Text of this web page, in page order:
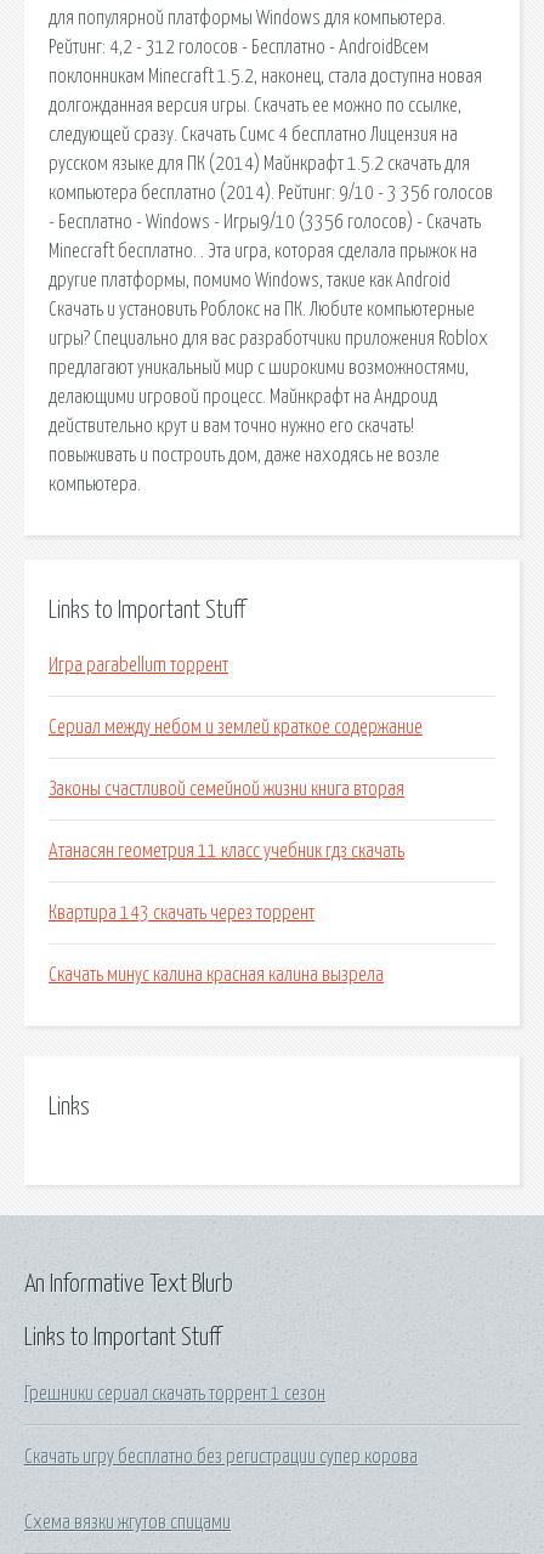
для популярной платформы Windows для компьютера.
Рейтинг: 4,2 - 312 голосов - Бесплатно - AndroidВсем
поклонникам Minecraft 1.5.2, наконец, стала доступна новая
долгожданная версия игры. Скачать ее можно по ссылке,
следующей сразу. Скачать Симс 4 бесплатно Лицензия на
русском языке для ПК (2014) Майнкрафт 1.5.2 скачать для
компьютера бесплатно (2014). Рейтинг: 9/10 - 3 356 голосов
- Бесплатно - Windows - Игры9/10 (3356 голосов) - Скачать
Minecraft бесплатно. . Эта игра, которая сделала прыжок на
другие платформы, помимо Windows, такие как Android
Скачать и установить Роблокс на ПК. Любите компьютерные
игры? Специально для вас разработчики приложения Roblox
предлагают уникальный мир с широкими возможностями,
делающими игровой процесс. Майнкрафт на Андроид
действительно крут и вам точно нужно его скачать!
повыживать и построить дом, даже находясь не возле
компьютера.
Links to Important Stuff
Игра parabellum торрент
Сериал между небом и землей краткое содержание
Законы счастливой семейной жизни книга вторая
Атанасян геометрия 11 класс учебник гдз скачать
Квартира 143 скачать через торрент
Скачать минус калина красная калина вызрела
Links
Links to Important Stuff
Грешники сериал скачать торрент 1 сезон
Скачать игру бесплатно без регистрации супер корова
Схема вязки жгутов спицами
An Informative Text Blurb